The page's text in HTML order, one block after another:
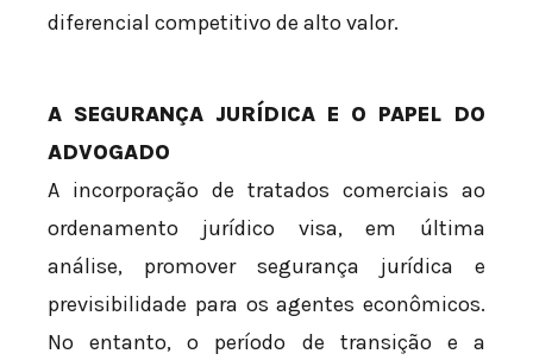
diferencial competitivo de alto valor.
A SEGURANÇA JURÍDICA E O PAPEL DO
ADVOGADO
A incorporação de tratados comerciais ao
ordenamento jurídico visa, em última
análise, promover segurança jurídica e
previsibilidade para os agentes econômicos.
No entanto, o período de transição e a